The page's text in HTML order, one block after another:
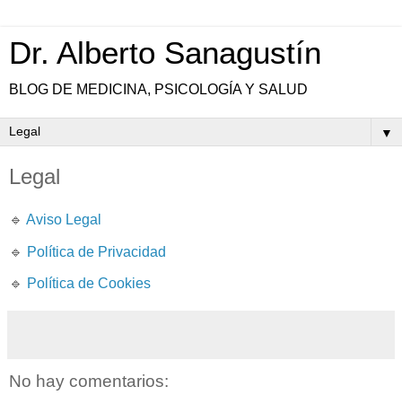
Dr. Alberto Sanagustín
BLOG DE MEDICINA, PSICOLOGÍA Y SALUD
▼
Legal
🔹 Aviso Legal
🔹 Política de Privacidad
🔹 Política de Cookies
No hay comentarios: